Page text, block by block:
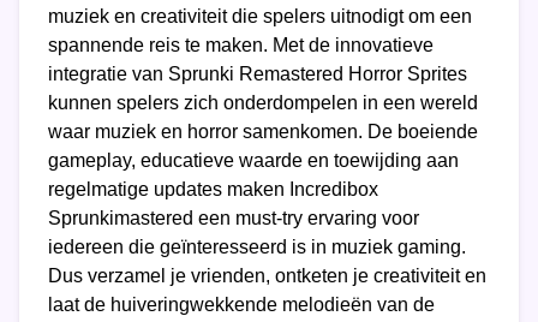
muziek en creativiteit die spelers uitnodigt om een
spannende reis te maken. Met de innovatieve
integratie van Sprunki Remastered Horror Sprites
kunnen spelers zich onderdompelen in een wereld
waar muziek en horror samenkomen. De boeiende
gameplay, educatieve waarde en toewijding aan
regelmatige updates maken Incredibox
Sprunkimastered een must-try ervaring voor
iedereen die geïnteresseerd is in muziek gaming.
Dus verzamel je vrienden, ontketen je creativiteit en
laat de huiveringwekkende melodieën van de